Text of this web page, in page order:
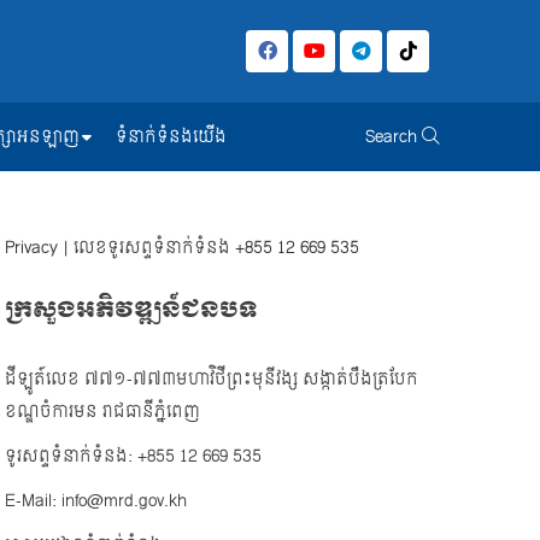
សាអនឡាញ ទំនាក់ទំនងយើង Search
Privacy | លេខទូរសព្ទទំនាក់ទំនង +855 12 669 535
ក្រសួងអភិវឌ្ឍន៍ជនបទ
ដីឡូត៍លេខ ៧៧១-៧៧៣មហាវិថីព្រះមុនីវង្ស សង្កាត់បឹងត្របែក
ខណ្ឌចំការមន រាជធានីភ្នំពេញ
ទូរសព្ទទំនាក់ទំនង: +855 12 669 535
E-Mail: info@mrd.gov.kh